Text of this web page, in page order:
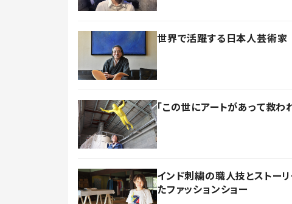
世界で活躍する日本人芸術
「この世にアートがあって救
インド刺繍の職人技とストー
たファッションショー